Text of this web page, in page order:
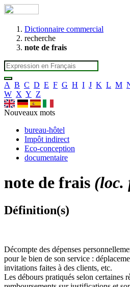
Dictionnaire commercial
recherche
note de frais
A B C D E F G H I J K L M
W X Y Z
Nouveaux mots
bureau-hôtel
Impôt indirect
Eco-conception
documentaire
note de frais (loc.
Définition(s)
Décompte des dépenses
pour le bien de son service :
invitations faites à des clients, etc.
Les débours pratiqués selon certaines